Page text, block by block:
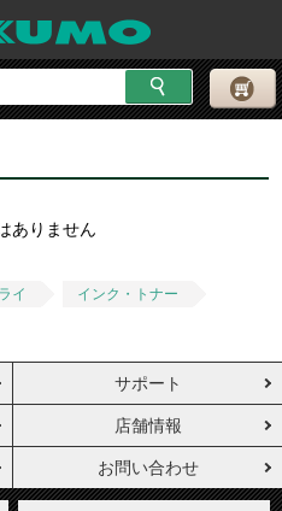
ありません
イ
インク・トナー
サポート
店舗情報
お問い合わせ